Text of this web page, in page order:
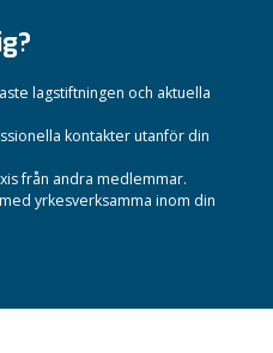
lagstiftningen och aktuella
kontakter utanför din
från andra medlemmar.
yrkesverksamma inom din